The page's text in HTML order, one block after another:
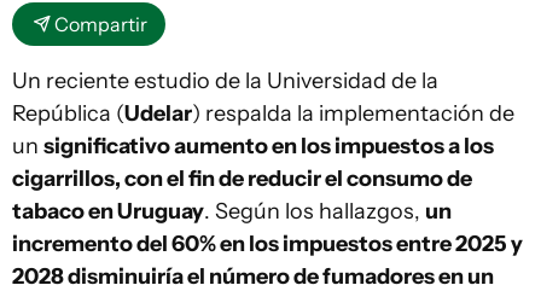
Compartir
Un reciente estudio de la Universidad de la
República (Udelar) respalda la implementación de
un significativo aumento en los impuestos a los
cigarrillos, con el fin de reducir el consumo de
tabaco en Uruguay. Según los hallazgos, un
incremento del 60% en los impuestos entre 2025 y
2028 disminuiría el número de fumadores en un